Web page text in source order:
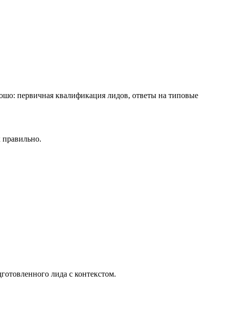
первичная квалификация лидов, ответы на типовые
лида с контекстом.